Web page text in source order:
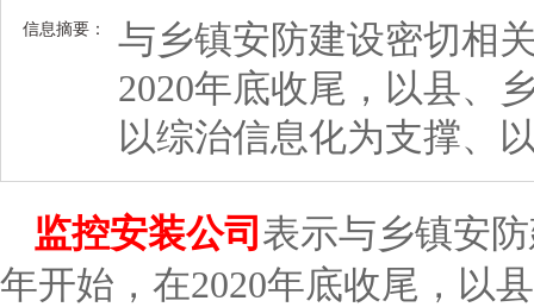
信息摘要：
与乡镇安防建设密切相
2020年底收尾，以县、
以综治信息化为支撑、
监控安装公司 表示与乡镇安
年开始，在2020年底收尾，以